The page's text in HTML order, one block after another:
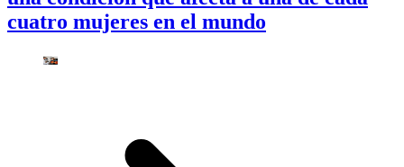
cuatro mujeres en el mundo